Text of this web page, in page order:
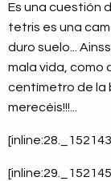
Es una cuestión
tetris es una
duro suelo...
mala vida, como
centímetro de la
merecéis!!!...